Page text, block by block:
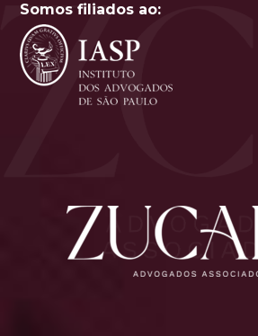
Somos filiados ao: